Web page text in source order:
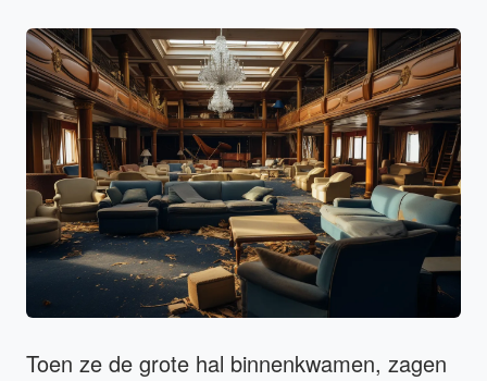
Toen ze de grote hal binnenkwamen, zagen